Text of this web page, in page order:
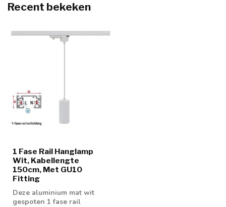
Recent bekeken
1 Fase Rail Hanglamp
Wit, Kabellengte
150cm, Met GU10
Fitting
Deze aluminium mat wit
gespoten 1 fase rail